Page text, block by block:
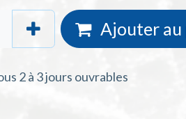
Ajouter au
2 à 3 jours ouvrables